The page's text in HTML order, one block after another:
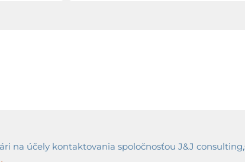
na účely kontaktovania spoločnosťou J&J